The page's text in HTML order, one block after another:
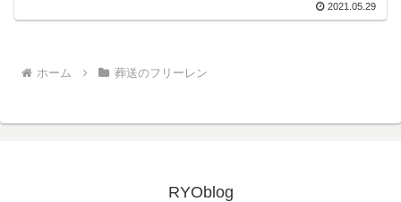
2021.05.29
ホーム 葬送のフリーレン
RYOblog